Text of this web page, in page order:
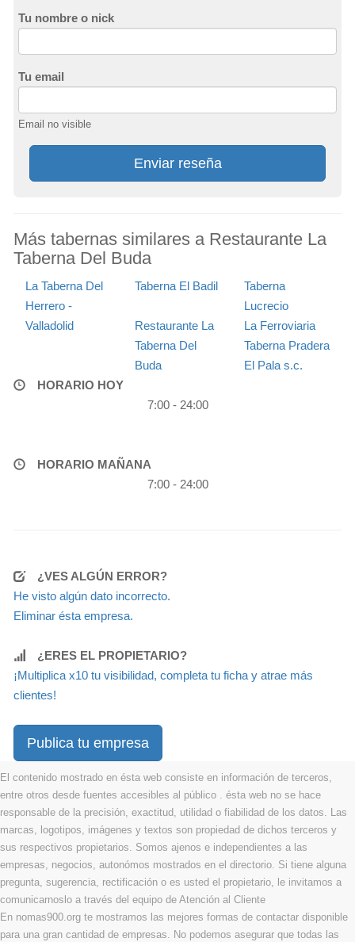
Tu nombre o nick
Tu email
Email no visible
Enviar reseña
Más tabernas similares a Restaurante La
Taberna Del Buda
La Taberna Del
Herrero -
Valladolid
Taberna El Badil
Taberna
Lucrecio
Restaurante La
Taberna Del
Buda
La Ferroviaria
Taberna Pradera
El Pala s.c.
HORARIO HOY
7:00 - 24:00
HORARIO MAÑANA
7:00 - 24:00
¿VES ALGÚN ERROR?
He visto algún dato incorrecto.
Eliminar ésta empresa.
¿ERES EL PROPIETARIO?
¡Multiplica x10 tu visibilidad, completa tu ficha y atrae más
clientes!
Publica tu empresa
El contenido mostrado en ésta web consiste en información de terceros,
entre otros desde fuentes accesibles al público . ésta web no se hace
responsable de la precisión, exactitud, utilidad o fiabilidad de los datos. Las
marcas, logotipos, imágenes y textos son propiedad de dichos terceros y
sus respectivos propietarios. Somos ajenos e independientes a las
empresas, negocios, autonómos mostrados en el directorio. Si tiene alguna
pregunta, sugerencia, rectificación o es usted el propietario, le invitamos a
comunicarnoslo a través del equipo de Atención al Cliente
En nomas900.org te mostramos las mejores formas de contactar disponible
para una gran cantidad de empresas. No podemos asegurar que todas las